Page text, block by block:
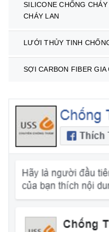
SILICONE CHỐNG
CHÁY LAN
LƯỚI THỦY TINH
SỢI CARBON FIBER GIA